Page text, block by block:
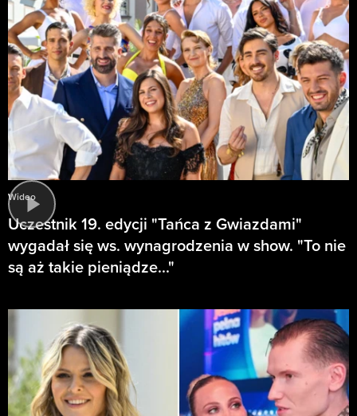
Wideo
Uczestnik 19. edycji "Tańca z Gwiazdami"
wygadał się ws. wynagrodzenia w show. "To nie
są aż takie pieniądze..."